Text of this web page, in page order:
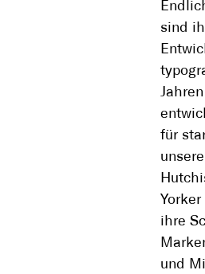
sind
Jahren
für
ihre
und